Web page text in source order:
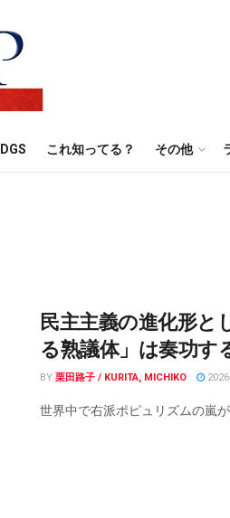
これ知ってる？ その他
民主主義の進化形と
る熟議体」は奏功す
BY 栗田路子 / KURITA, MICHIKO 2026
世界中で右派ポピュリズムの嵐が